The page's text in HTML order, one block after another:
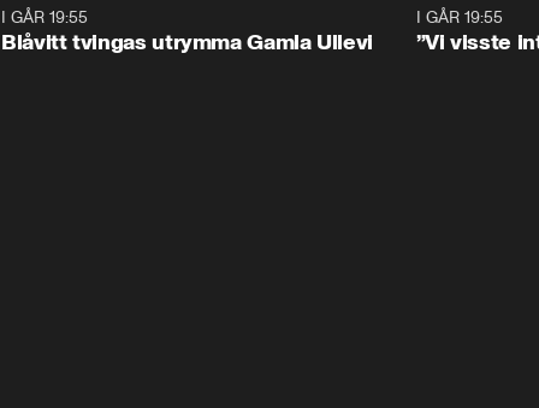
I GÅR 19:55
Blåvitt tvingas utrymma Gamla Ullevi
I GÅR 19:55
”Vi visste